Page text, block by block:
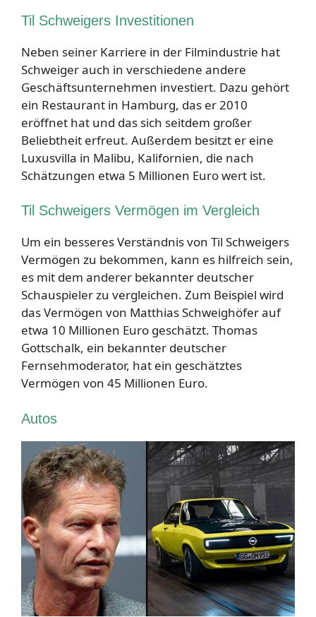
Til Schweigers Investitionen
Neben seiner Karriere in der Filmindustrie hat
Schweiger auch in verschiedene andere
Geschäftsunternehmen investiert. Dazu gehört
ein Restaurant in Hamburg, das er 2010
eröffnet hat und das sich seitdem großer
Beliebtheit erfreut. Außerdem besitzt er eine
Luxusvilla in Malibu, Kalifornien, die nach
Schätzungen etwa 5 Millionen Euro wert ist.
Til Schweigers Vermögen im Vergleich
Um ein besseres Verständnis von Til Schweigers
Vermögen zu bekommen, kann es hilfreich sein,
es mit dem anderer bekannter deutscher
Schauspieler zu vergleichen. Zum Beispiel wird
das Vermögen von Matthias Schweighöfer auf
etwa 10 Millionen Euro geschätzt. Thomas
Gottschalk, ein bekannter deutscher
Fernsehmoderator, hat ein geschätztes
Vermögen von 45 Millionen Euro.
Autos